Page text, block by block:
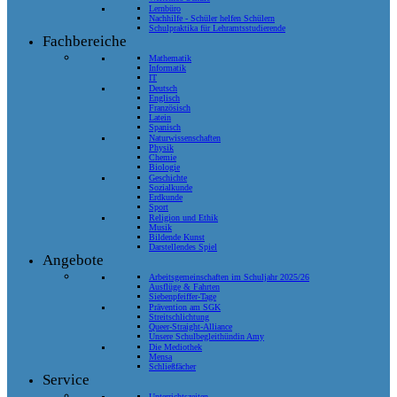
Lernbüro
Nachhilfe - Schüler helfen Schülern
Schulpraktika für Lehramtsstudierende
Fachbereiche
Mathematik
Informatik
IT
Deutsch
Englisch
Französisch
Latein
Spanisch
Naturwissenschaften
Physik
Chemie
Biologie
Geschichte
Sozialkunde
Erdkunde
Sport
Religion und Ethik
Musik
Bildende Kunst
Darstellendes Spiel
Angebote
Arbeitsgemeinschaften im Schuljahr 2025/26
Ausflüge & Fahrten
Siebenpfeiffer-Tage
Prävention am SGK
Streitschlichtung
Queer-Straight-Alliance
Unsere Schulbegleithündin Amy
Die Mediothek
Mensa
Schließfächer
Service